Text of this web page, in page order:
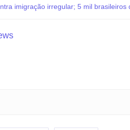
imigração irregular; 5 mil brasileiros